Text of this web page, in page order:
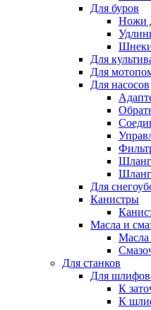
Для буров
Ножи
Для
Для
Для насосов
Для
Канистры
Масла и
Для станков
Для
К
К